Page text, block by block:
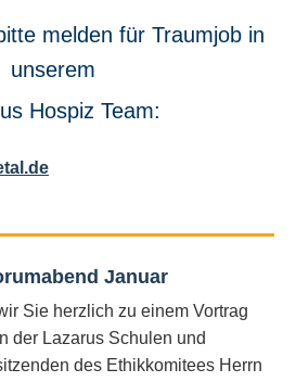
melden für Traumjob in
unserem
Hospiz Team:
Januar
Sie herzlich zu einem Vortrag
der Lazarus Schulen und
des Ethikkomitees Herrn